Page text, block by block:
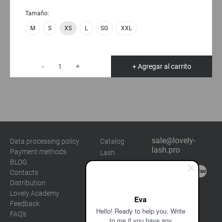
Eva
Hello! Ready to help you. Write
Tamaño:
M S XS L SG XXL
- + + Agregar al carrito
Data processing policy
Payment methods
BLOG
Contacts
Distribution
Lovely Academy
Feedback
FAQ's
Catalog
Lash
Brow
sale@lovely-
lash.pro